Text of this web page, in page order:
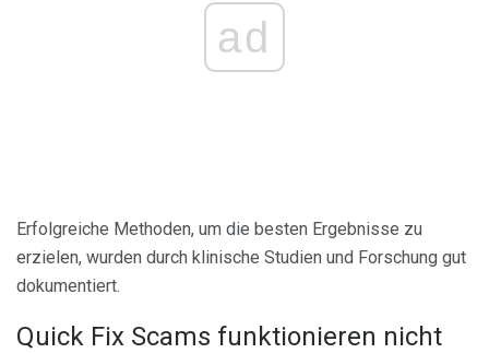
ad
Erfolgreiche Methoden, um die besten Ergebnisse zu
erzielen, wurden durch klinische Studien und Forschung gut
dokumentiert.
Quick Fix Scams funktionieren nicht